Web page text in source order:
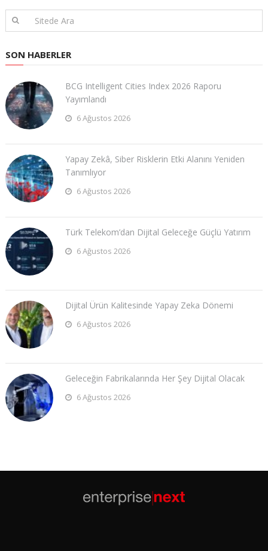
SON HABERLER
BCG Intelligent Cities Index 2026 Raporu
Yayımlandı
6 Ağustos 2026
Yapay Zekâ, Siber Risklerin Etki Alanını Yeniden
Tanımlıyor
6 Ağustos 2026
Türk Telekom’dan Dijital Geleceğe Güçlü Yatırım
6 Ağustos 2026
Dijital Ürün Kalitesinde Yapay Zeka Dönemi
6 Ağustos 2026
Geleceğin Fabrikalarında Her Şey Dijital Olacak
6 Ağustos 2026